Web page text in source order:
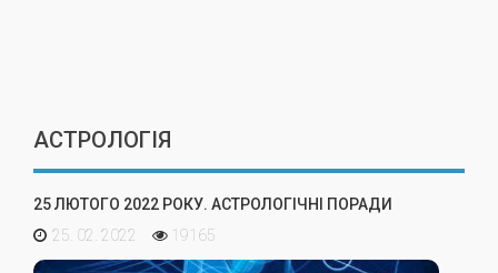
АСТРОЛОГІЯ
25 ЛЮТОГО 2022 РОКУ. АСТРОЛОГІЧНІ ПОРАДИ
25. 02. 2022
19165